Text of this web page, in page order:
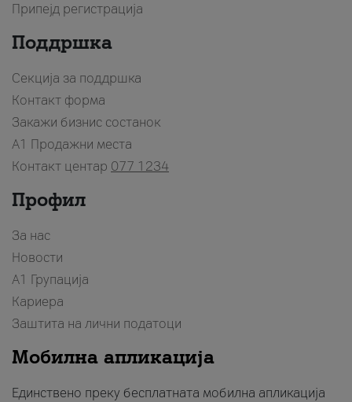
Припејд регистрација
Поддршка
Секција за поддршка
Контакт форма
Закажи бизнис состанок
A1 Продажни места
Контакт центар 077 1234
Профил
За нас
Новости
А1 Групација
Кариера
Заштита на лични податоци
Мобилна апликација
Единствено преку бесплатната мобилна апликација